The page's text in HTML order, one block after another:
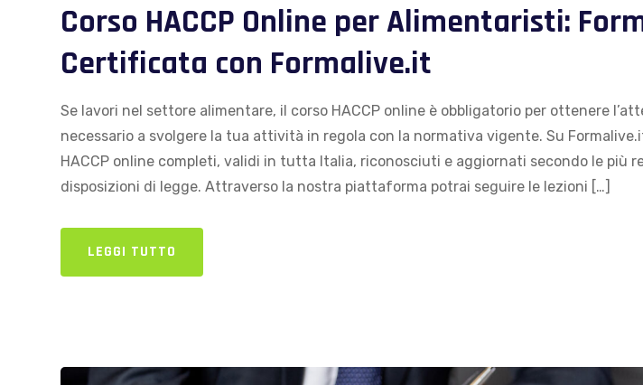
Corso HACCP Online per Alimentaristi:
Certificata con Formalive.it
Se lavori nel settore alimentare, il corso HACCP online è obbligatorio per ottenere
necessario a svolgere la tua attività in regola con la normativa vigente. Su
HACCP online completi, validi in tutta Italia, riconosciuti e aggiornati secondo le più
disposizioni di legge. Attraverso la nostra piattaforma potrai seguire le lezioni […]
LEGGI TUTTO